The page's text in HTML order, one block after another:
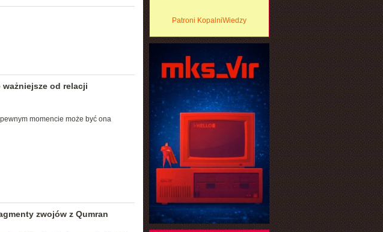
od relacji
momencie może być ona
zwojów z Qumran
Patroni KopalniWiedzy